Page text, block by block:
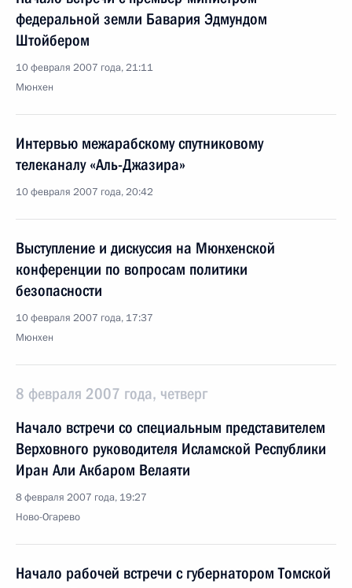
федеральной земли Бавария Эдмундом
Штойбером
10 февраля 2007 года, 21:11
Мюнхен
Интервью межарабскому спутниковому
телеканалу «Аль-Джазира»
10 февраля 2007 года, 20:42
Выступление и дискуссия на Мюнхенской
конференции по вопросам политики
безопасности
10 февраля 2007 года, 17:37
Мюнхен
8 февраля 2007 года, четверг
Начало встречи со специальным представителем
Верховного руководителя Исламской Республики
Иран Али Акбаром Велаяти
8 февраля 2007 года, 19:27
Ново-Огарево
Начало рабочей встречи с губернатором Томской